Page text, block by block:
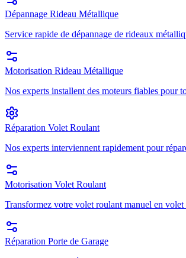
Dépannage Rideau Métallique
Service rapide de dépannage de rideaux
Motorisation Rideau Métallique
Nos experts installent des moteurs fiables pour
Réparation Volet Roulant
Nos experts interviennent rapidement pour
Motorisation Volet Roulant
Transformez votre volet roulant manuel en
Réparation Porte de Garage